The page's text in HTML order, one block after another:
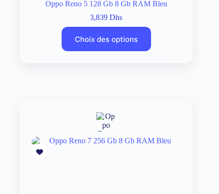
Oppo Reno 5 128 Gb 8 Gb RAM Bleu
3,839Dhs
Choix des options